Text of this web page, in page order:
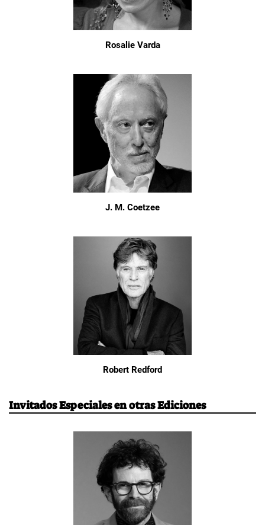
Rosalie Varda
J. M. Coetzee
Robert Redford
Invitados Especiales en otras Ediciones